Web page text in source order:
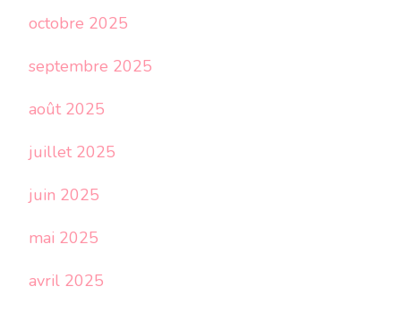
octobre 2025
septembre 2025
août 2025
juillet 2025
juin 2025
mai 2025
avril 2025